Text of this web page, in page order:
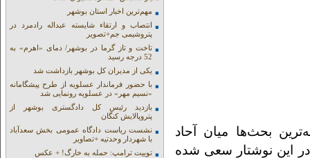
بحث‌ها میان آحاد
در این نوشتار سعی شده
مهم‌ترین اخبار استان بوشهر
انتصاب و ارتقاء شایسته عبداله رادمرد در
پتروشیمی جم+تصویر
تاخت و تاز گرما در بوشهر/ دمای «اهرم» به
52 درجه رسید
یکی از مدیران کل بوشهر بازداشت شد
با حضور فرماندار عسلویه از طرح پیشگامانه
«نسیم مهر» در عسلویه رونمایی شد
بازدید رئیس کل دادگستری بوشهر از
پتروپالایش کنگان
نشست ریاست دادگاه عمومی بخش سعدآباد
با شهردار وحدتیه +تصاویر
توییت ترامپ: حمله به خارگ! + عکس